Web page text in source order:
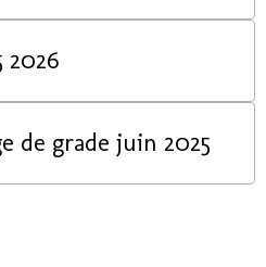
2026
inscription Passage de grade juin 2025